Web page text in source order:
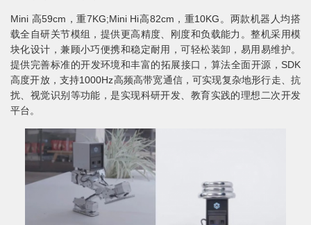
Mini 高59cm，重7KG;Mini Hi高82cm，重10KG。两款机器人均搭
载全自研关节模组，提供更高精度、刚度和负载能力。整机采用模
块化设计，兼顾小巧便携和稳定耐用，可轻松装卸，易用易维护。
提供完善标准的开发环境和丰富的拓展接口，算法全面开源，SDK
高度开放，支持1000Hz高频高带宽通信，可实现复杂地形行走、抗
扰、视觉识别等功能，是实现科研开发、教育实践的理想二次开发
平台。